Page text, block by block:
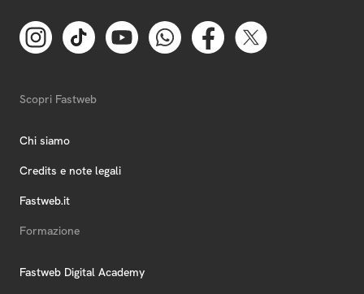
Scopri Fastweb
Chi siamo
Credits e note legali
Fastweb.it
Formazione
Fastweb Digital Academy